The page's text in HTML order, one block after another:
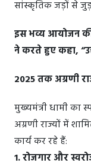
सांस्कृतिक जड़ों से
इस भव्य आयोजन की
ने करते हुए कहा,
2025 तक अग्रणी
मुख्यमंत्री धामी का
अग्रणी राज्यों में
कार्य कर रहे हैं:
1. रोजगार और